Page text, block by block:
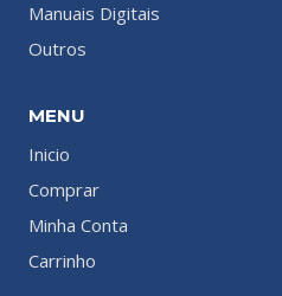
Manuais Digitais
Outros
MENU
Inicio
Comprar
Minha Conta
Carrinho